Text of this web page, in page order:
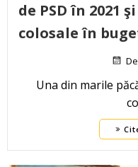
de PSD în 2021
colosale în
Una din marile